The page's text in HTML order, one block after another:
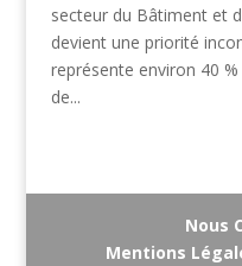
secteur du Bâtiment et
devient une priorité
représente environ 40
de...
Nous
Mentions